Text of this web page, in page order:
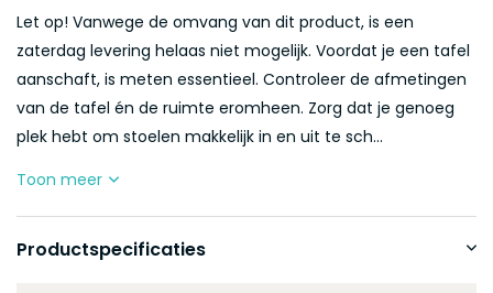
Let op! Vanwege de omvang van dit product, is een
zaterdag levering helaas niet mogelijk. Voordat je een tafel
aanschaft, is meten essentieel. Controleer de afmetingen
van de tafel én de ruimte eromheen. Zorg dat je genoeg
plek hebt om stoelen makkelijk in en uit te sch...
Toon meer
Productspecificaties